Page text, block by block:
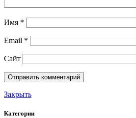
Имя *
Email *
Сайт
Закрыть
Категории